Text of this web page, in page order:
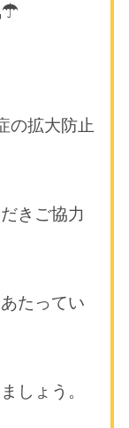
☂
の拡大防止
きご協力
たってい
しょう。